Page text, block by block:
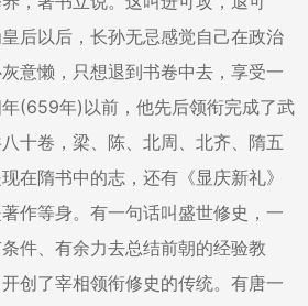
后以后，长孙无忌感觉自己在政治
意懒，只想退到书卷中去，享受一
(659年)以前，他先后领衔完成了武
十卷，梁、陈、北周、北齐、隋五
在隋书中的志，还有《显庆新礼》
作等身。有一句话叫盛世修史，一
件、有余力去总结前朝的经验教
创了宰相领衔修史的传统。有唐一